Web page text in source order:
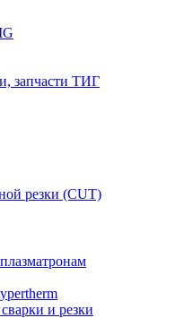
запчасти ТИГ
резки (CUT)
и резки